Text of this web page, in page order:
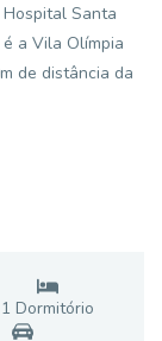
Santa
a Vila Olímpia
de distância da
1 Dormitório